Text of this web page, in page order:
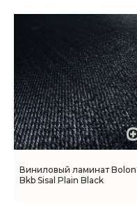
Виниловый ламинат Bolon
Bkb Sisal Plain Black